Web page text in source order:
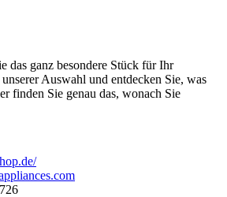
das ganz besondere Stück für Ihr
Auswahl und entdecken Sie, was
finden Sie genau das, wonach Sie